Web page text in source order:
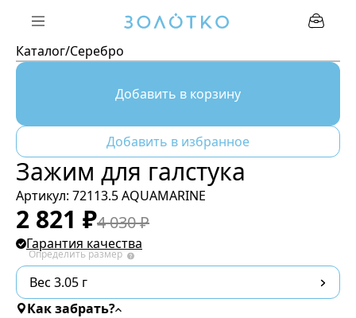
Каталог/Серебро
Зажим для галстука
Артикул: 72113.5 AQUAMARINE
2 821 ₽4 030₽
Гарантия качества
Вес 3.05 г
Определить размер
Добавить в корзину
Добавить в избранное
Как забрать?